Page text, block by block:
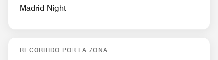
Madrid Night
RECORRIDO POR LA ZONA